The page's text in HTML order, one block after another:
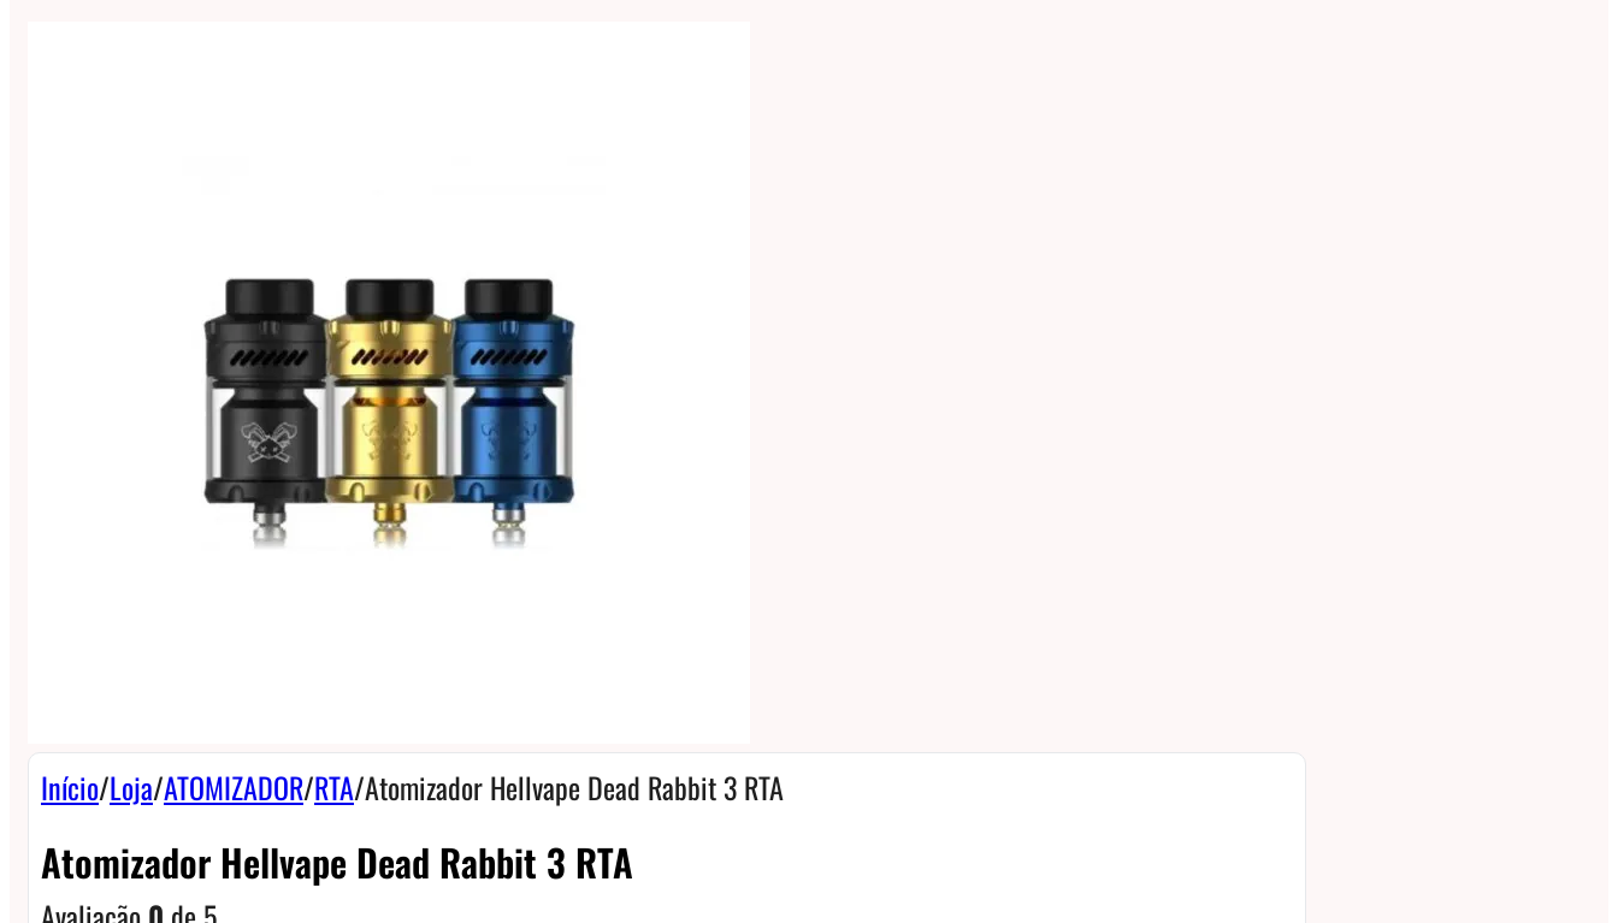
Início/Loja/ATOMIZADOR/RTA/Atomizador Hellvape Dead Rabbit 3 RTA
Atomizador Hellvape Dead Rabbit 3 RTA